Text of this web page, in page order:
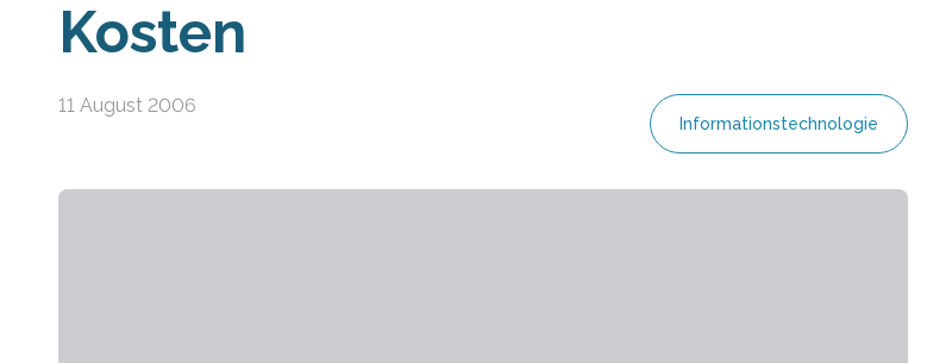
Kosten
11 August 2006
Informationstechnologie